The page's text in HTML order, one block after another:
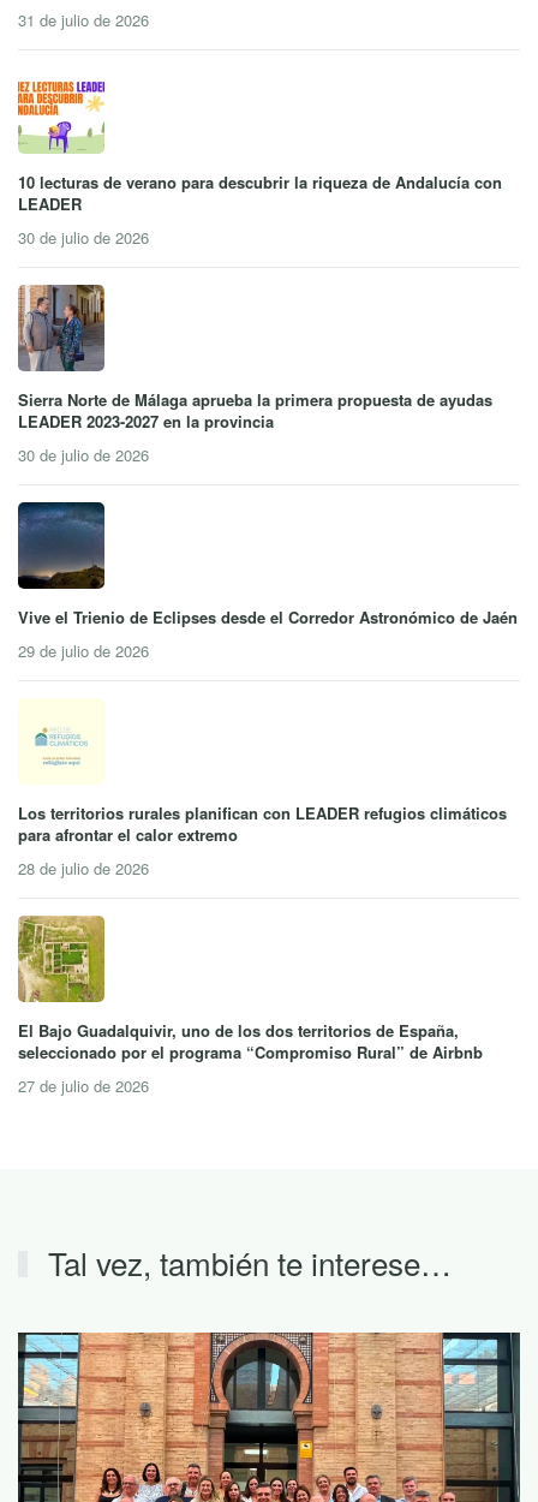
31 de julio de 2026
10 lecturas de verano para descubrir la riqueza de Andalucía con
LEADER
30 de julio de 2026
Sierra Norte de Málaga aprueba la primera propuesta de ayudas
LEADER 2023-2027 en la provincia
30 de julio de 2026
Vive el Trienio de Eclipses desde el Corredor Astronómico de Jaén
29 de julio de 2026
Los territorios rurales planifican con LEADER refugios climáticos
para afrontar el calor extremo
28 de julio de 2026
El Bajo Guadalquivir, uno de los dos territorios de España,
seleccionado por el programa “Compromiso Rural” de Airbnb
27 de julio de 2026
Tal vez, también te interese…